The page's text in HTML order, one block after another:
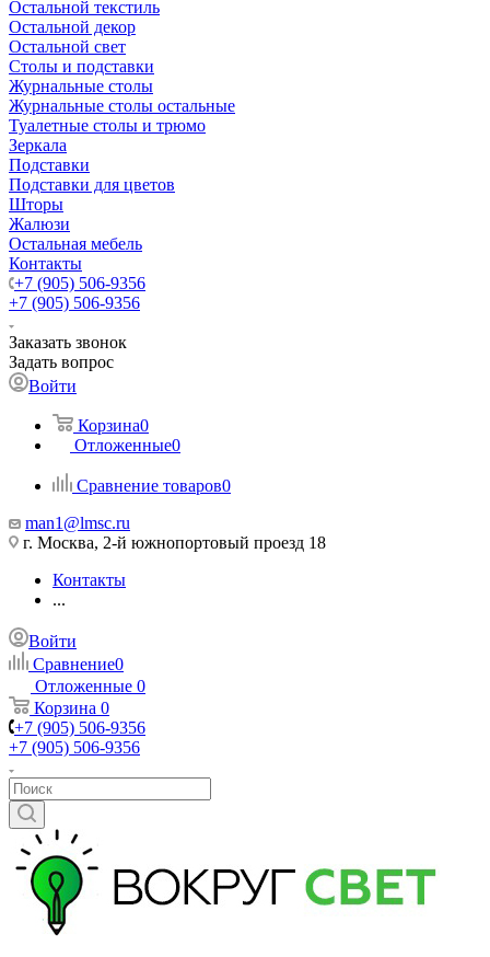
Остальной текстиль
Остальной декор
Остальной свет
Столы и подставки
Журнальные столы
Журнальные столы остальные
Туалетные столы и трюмо
Зеркала
Подставки
Подставки для цветов
Шторы
Жалюзи
Остальная мебель
Контакты
+7 (905) 506-9356
+7 (905) 506-9356
Заказать звонок
Задать вопрос
Войти
Корзина0
Отложенные0
Сравнение товаров0
man1@lmsc.ru
г. Москва, 2-й южнопортовый проезд 18
Контакты
...
Войти
Сравнение0
Отложенные 0
Корзина 0
+7 (905) 506-9356
+7 (905) 506-9356